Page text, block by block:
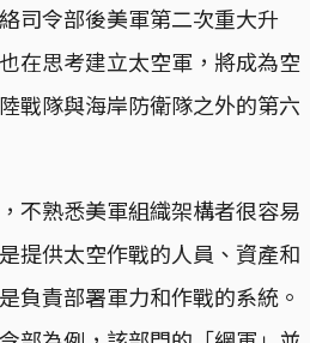
司令部後美軍第二次重大升
在思考建立太空軍，將成為空
戰隊與海岸防衛隊之外的第六
不熟悉美軍組織架構者很容易
提供太空作戰的人員、資產和
負責部署軍力和作戰的系統。